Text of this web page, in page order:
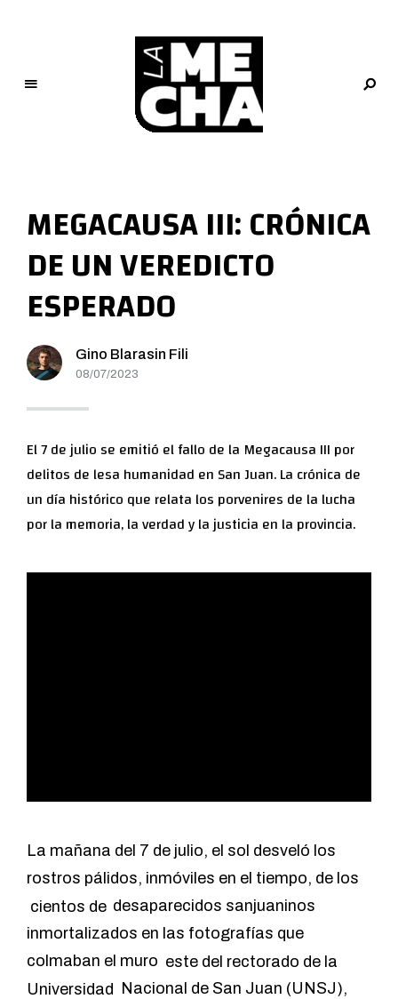
M
e
c
h
a
PERIODISMO DIGITAL
MEGACAUSA III: CRÓNICA
DE UN VEREDICTO
ESPERADO
Gino Blarasin Fili
08/07/2023
El 7 de julio se emitió el fallo de la Megacausa III por
delitos de lesa humanidad en San Juan. La crónica de
un día histórico que relata los porvenires de la lucha
por la memoria, la verdad y la justicia en la provincia.
La mañana del 7 de julio, el sol desveló los
rostros pálidos, inmóviles en el tiempo, de los
cientos de desaparecidos sanjuaninos
inmortalizados en las fotografías que
colmaban el muro este del rectorado de la
Universidad Nacional de San Juan (UNSJ),